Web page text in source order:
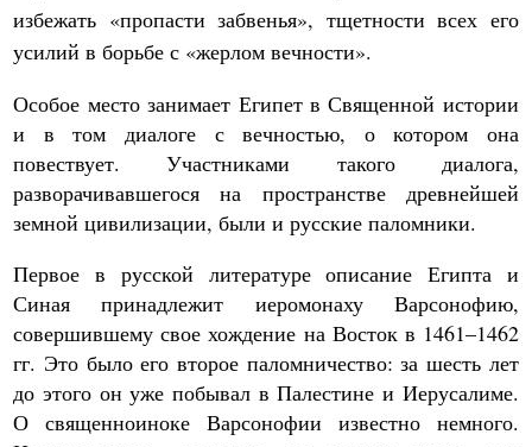
избежать «пропасти забвенья», тщетности всех его
усилий в борьбе с «жерлом вечности».
Особое место занимает Египет в Священной истории
и в том диалоге с вечностью, о котором она
повествует. Участниками такого диалога,
разворачивавшегося на пространстве древнейшей
земной цивилизации, были и русские паломники.
Первое в русской литературе описание Египта и
Синая принадлежит иеромонаху Варсонофию,
совершившему свое хождение на Восток в 1461–1462
гг. Это было его второе паломничество: за шесть лет
до этого он уже побывал в Палестине и Иерусалиме.
О священноиноке Варсонофии известно немного.